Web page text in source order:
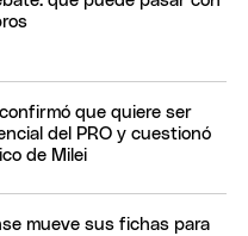
que quiere ser
del PRO y cuestionó
de Milei
mueve sus fichas para